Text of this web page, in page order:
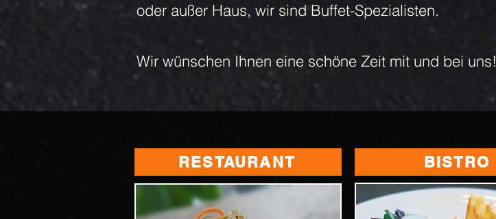
oder außer Haus, wir sind Buffet-Spezialisten.
Wir wünschen Ihnen eine schöne Zeit mit und bei uns!
RESTAURANT BISTRO